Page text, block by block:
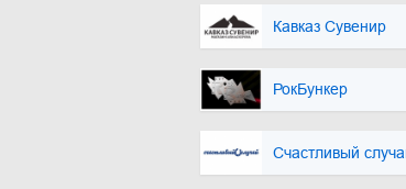
Кавказ Сувенир
РокБункер
Счастливый